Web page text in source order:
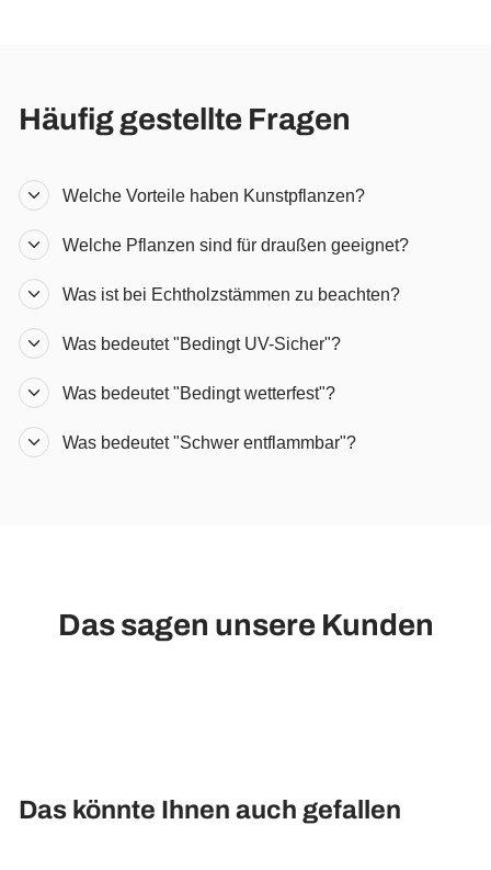
Häufig gestellte Fragen
Welche Vorteile haben Kunstpflanzen?
Welche Pflanzen sind für draußen geeignet?
Was ist bei Echtholzstämmen zu beachten?
Was bedeutet "Bedingt UV-Sicher"?
Was bedeutet "Bedingt wetterfest"?
Was bedeutet "Schwer entflammbar"?
Das sagen unsere Kunden
Das könnte Ihnen auch gefallen